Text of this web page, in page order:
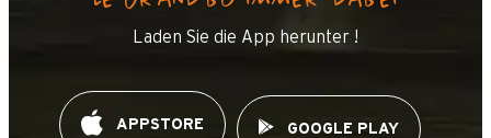
Laden Sie die App herunter !
APPSTORE GOOGLE PLAY